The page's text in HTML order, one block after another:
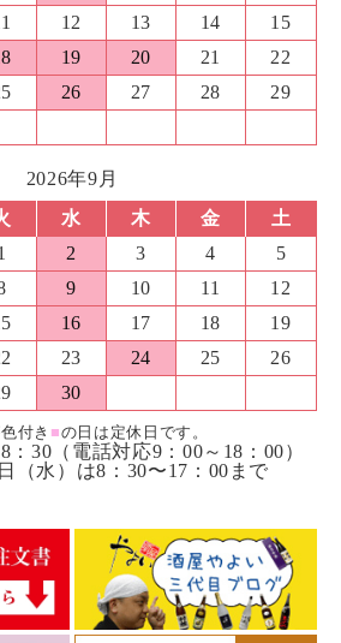
12 13 14
15
19 20 21
22
26 27 28
29
2026年9月
水 木 金
土
2 3 4
5
9 10 11
12
16 17 18
19
23 24 25
26
30
付き ■の日は定休日です。
：30（電話対応9：00～18：00）
（水）は8：30〜17：00まで